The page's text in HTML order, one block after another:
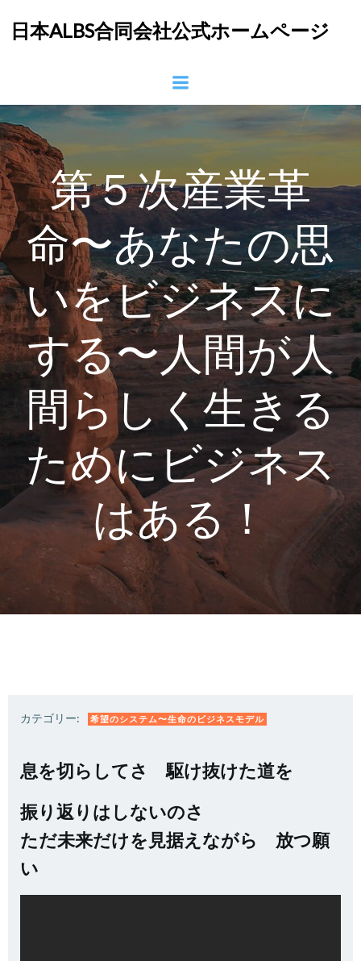
ン
ツ
へ
プ
日本ALBS合同会社公式ホームページ
第５次産業革
命〜あなたの思
いをビジネスに
する〜人間が人
間らしく生きる
ためにビジネス
はある！
カテゴリー: 希望のシステム〜生命のビジネスモデル
息を切らしてさ 駆け抜けた道を
振り返りはしないのさ
ただ未来だけを見据えながら 放つ願
い